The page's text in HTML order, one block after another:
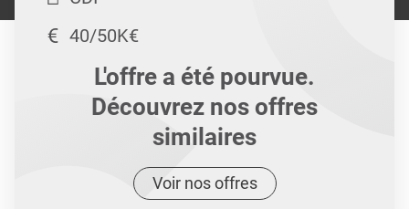
40/50K€
L'offre a été pourvue.
Découvrez nos offres
similaires
Voir nos offres